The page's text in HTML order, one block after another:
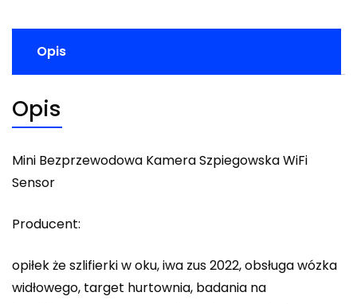
Opis
Opis
Mini Bezprzewodowa Kamera Szpiegowska WiFi
Sensor
Producent:
opiłek że szlifierki w oku, iwa zus 2022, obsługa wózka
widłowego, target hurtownia, badania na